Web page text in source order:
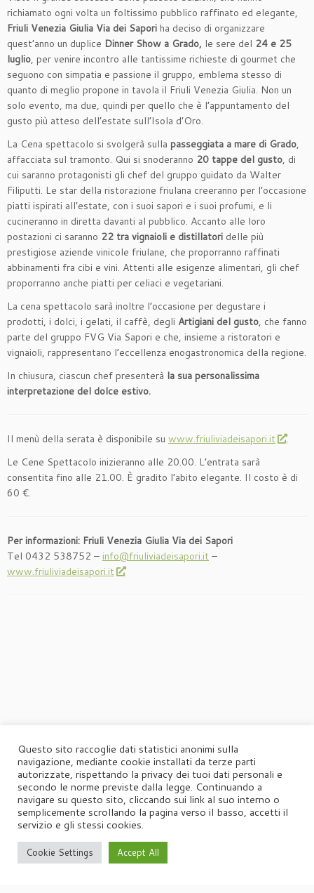
richiamato ogni volta un foltissimo pubblico raffinato ed elegante,
Friuli Venezia Giulia Via dei Sapori ha deciso di organizzare
quest’anno un duplice Dinner Show a Grado, le sere del 24 e 25
luglio, per venire incontro alle tantissime richieste di gourmet che
seguono con simpatia e passione il gruppo, emblema stesso di
quanto di meglio propone in tavola il Friuli Venezia Giulia. Non un
solo evento, ma due, quindi per quello che è l’appuntamento del
gusto più atteso dell’estate sull’Isola d’Oro.
La Cena spettacolo si svolgerà sulla passeggiata a mare di Grado,
affacciata sul tramonto. Qui si snoderanno 20 tappe del gusto, di
cui saranno protagonisti gli chef del gruppo guidato da Walter
Filiputti. Le star della ristorazione friulana creeranno per l’occasione
piatti ispirati all’estate, con i suoi sapori e i suoi profumi, e li
cucineranno in diretta davanti al pubblico. Accanto alle loro
postazioni ci saranno 22 tra vignaioli e distillatori delle più
prestigiose aziende vinicole friulane, che proporranno raffinati
abbinamenti fra cibi e vini. Attenti alle esigenze alimentari, gli chef
proporranno anche piatti per celiaci e vegetariani.
La cena spettacolo sarà inoltre l’occasione per degustare i
prodotti, i dolci, i gelati, il caffè, degli Artigiani del gusto, che fanno
parte del gruppo FVG Via Sapori e che, insieme a ristoratori e
vignaioli, rappresentano l’eccellenza enogastronomica della regione.
In chiusura, ciascun chef presenterà la sua personalissima
interpretazione del dolce estivo.
Il menù della serata è disponibile su www.friuliviadeisapori.it
.
Le Cene Spettacolo inizieranno alle 20.00. L’entrata sarà
consentita fino alle 21.00. È gradito l’abito elegante. Il costo è di
60 €.
Per informazioni: Friuli Venezia Giulia Via dei Sapori
Tel 0432 538752 – info@friuliviadeisapori.it –
www.friuliviadeisapori.it
·© 2026Agorà·Powered by ·Designed con il
Questo sito raccoglie dati statistici anonimi sulla
navigazione, mediante cookie installati da terze parti
autorizzate, rispettando la privacy dei tuoi dati personali e
secondo le norme previste dalla legge. Continuando a
navigare su questo sito, cliccando sui link al suo interno o
semplicemente scrollando la pagina verso il basso, accetti il
servizio e gli stessi cookies.
Cookie Settings Accept All